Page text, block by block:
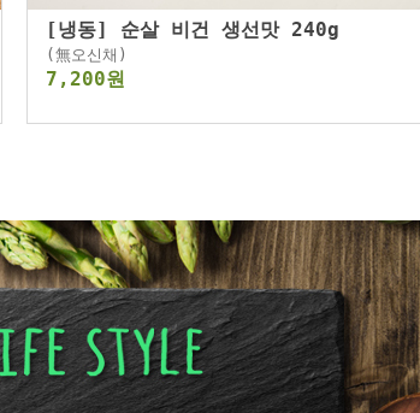
[냉동] 순살 비건 생선맛 240g
(無오신채)
7,200원